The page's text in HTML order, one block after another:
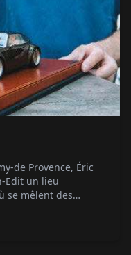
de Provence, Éric
Edit un lieu
se mêlent des
halte s'impose.